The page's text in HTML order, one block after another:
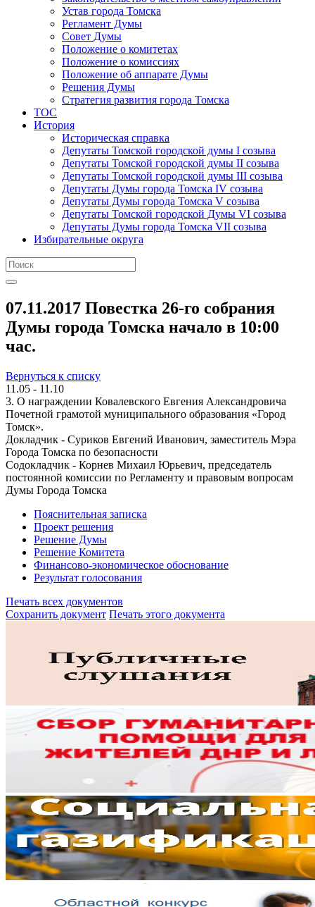
Устав города Томска
Регламент Думы
Совет Думы
Положение о комитетах
Положение о комиссиях
Положение об аппарате Думы
Решения Думы
Стратегия развития города Томска
ТОС
История
Историческая справка
Депутаты Томской городской думы I созыва
Депутаты Томской городской думы II созыва
Депутаты Томской городской думы III созыва
Депутаты Думы города Томска IV созыва
Депутаты Думы города Томска V созыва
Депутаты Томской городской Думы VI созыва
Депутаты Думы города Томска VII созыва
Избирательные округа
07.11.2017 Повестка 26-го собрания
Думы города Томска начало в 10:00
час.
Вернуться к списку
11.05 - 11.10
3. О награждении Ковалевского Евгения Александровича
Почетной грамотой муниципального образования «Город
Томск».
Докладчик - Суриков Евгений Иванович, заместитель Мэра
Города Томска по безопасности
Содокладчик - Корнев Михаил Юрьевич, председатель
постоянной комиссии по Регламенту и правовым вопросам
Думы Города Томска
Пояснительная записка
Проект решения
Решение Думы
Решение Комитета
Финансово-экономическое обоснование
Результат голосования
Печать всех документов
Сохранить документ Печать этого документа